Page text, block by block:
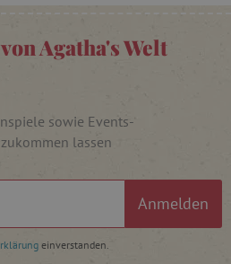
Agatha's Welt
sowie Events-
lassen
Anmelden
einverstanden.
.agathaswelt.de